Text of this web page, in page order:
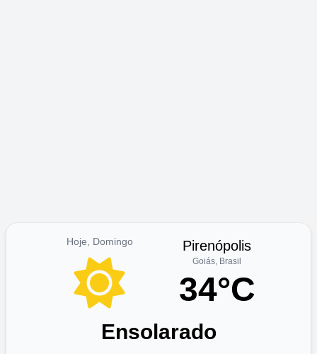
Hoje, Domingo Pirenópolis
Goiás, Brasil
34°C
Ensolarado